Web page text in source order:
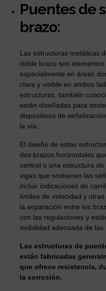
Puentes de
brazo:
Las estructuras metálicas
doble brazo son
especialmente en áreas
clara y visible en ambos
estructuras, también
están diseñadas para
dispositivos de
la vía.
El diseño de estas
dos brazos horizontales
central o una estructura
vigas que sostienen las
incluir indicaciones de
límites de velocidad y
la separación entre los
con las regulaciones y
visibilidad adecuada de las
Las estructuras de
están fabricadas
que ofrece resistencia,
la corrosión.